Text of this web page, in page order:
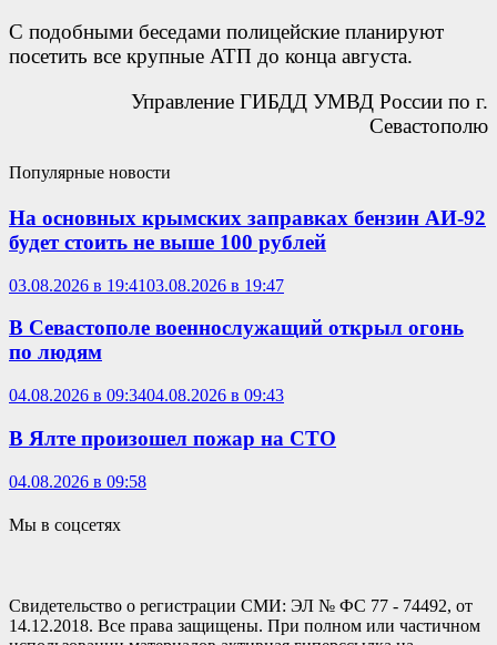
С подобными беседами полицейские планируют
посетить все крупные АТП до конца августа.
Управление ГИБДД УМВД России по г.
Севастополю
Популярные новости
На основных крымских заправках бензин АИ-92
будет стоить не выше 100 рублей
03.08.2026 в 19:4103.08.2026 в 19:47
В Севастополе военнослужащий открыл огонь
по людям
04.08.2026 в 09:3404.08.2026 в 09:43
В Ялте произошел пожар на СТО
04.08.2026 в 09:58
Мы в соцсетях
Свидетельство о регистрации СМИ: ЭЛ № ФС 77 - 74492, от
14.12.2018. Все права защищены. При полном или частичном